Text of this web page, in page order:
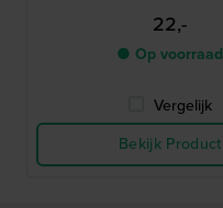
22,-
● Op voorraad
Vergelijk
Bekijk Product